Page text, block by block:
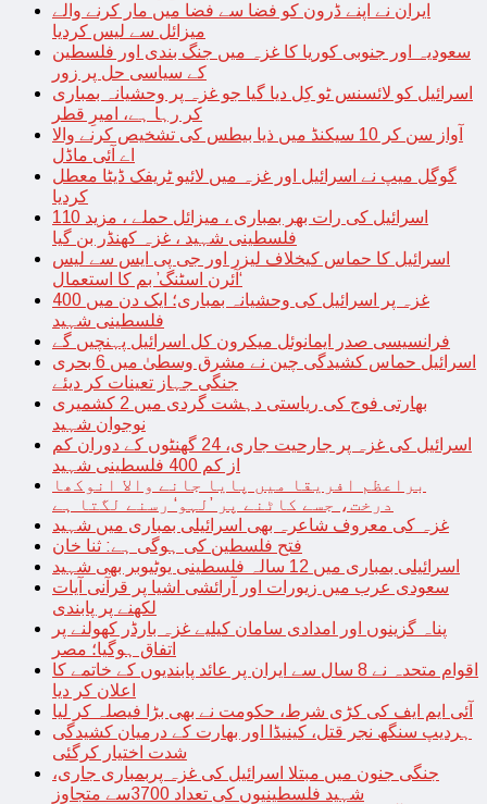
ایران نے اپنے ڈرون کو فضا سے فضا میں مار کرنے والے
میزائل سے لیس کردیا
سعودیہ اور جنوبی کوریا کا غزہ میں جنگ بندی اور فلسطین
کے سیاسی حل پر زور
اسرائیل کو لائسنس ٹو کِل دیا گیا جو غزہ پر وحشیانہ بمباری
کر رہا ہے، امیرِ قطر
آواز سن کر 10 سیکنڈ میں ذیا بیطس کی تشخیص کرنے والا
اے آئی ماڈل
گوگل میپ نے اسرائیل اور غزہ میں لائیو ٹریفک ڈیٹا معطل
کردیا
اسرائیل کی رات بھر بمباری ، میزائل حملے ، مزید 110
فلسطینی شہید ، غزہ کھنڈر بن گیا
اسرائیل کا حماس کیخلاف لیزر اور جی پی ایس سے لیس
‘آئرن اسٹنگ’ بم کا استعمال
غزہ پر اسرائیل کی وحشیانہ بمباری؛ ایک دن میں 400
فلسطینی شہید
فرانسیسی صدر ایمانوئل میکرون کل اسرائیل پہنچیں گے
اسرائیل حماس کشیدگی چین نے مشرق وسطیٰ میں 6 بحری
جنگی جہاز تعینات کر دیئے
بھارتی فوج کی ریاستی دہشت گردی میں 2 کشمیری
نوجوان شہید
اسرائیل کی غزہ پر جارحیت جاری، 24 گھنٹوں کے دوران کم
از کم 400 فلسطینی شہید
براعظم افریقا میں پایا جانے والا انوکھا
درخت، جسے کاٹنے پر ’لہو‘ رسنے لگتا ہے
غزہ کی معروف شاعرہ بھی اسرائیلی بمباری میں شہید
فتح فلسطین کی ہوگی ہے: ثنا خان
اسرائیلی بمباری میں 12 سالہ فلسطینی یوٹیوبر بھی شہید
سعودی عرب میں زیورات اور آرائشی اشیا پر قرآنی آیات
لکھنے پر پابندی
پناہ گزینوں اور امدادی سامان کیلیے غزہ بارڈر کھولنے پر
اتفاق ہوگیا؛ مصر
اقوام متحدہ نے 8 سال سے ایران پر عائد پابندیوں کے خاتمے کا
اعلان کر دیا
آئی ایم ایف کی کڑی شرط، حکومت نے بھی بڑا فیصلہ کر لیا
ہردیپ سنگھ نجر قتل، کینیڈا اور بھارت کے درمیان کشیدگی
شدت اختیار کرگئی
جنگی جنون میں مبتلا اسرائیل کی غزہ پربمباری جاری،
شہید فلسطینیوں کی تعداد 3700سے متجاوز